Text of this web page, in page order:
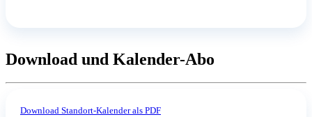
Download und Kalender-Abo
Download Standort-Kalender als PDF